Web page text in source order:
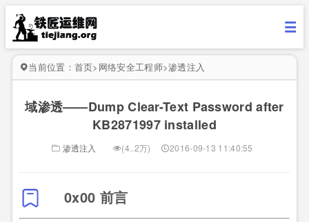
当前位置： 首页> 网络安全工程师>渗透注入
域渗透——Dump Clear-Text Password after
KB2871997 installed
渗透注入 (4..2万) 2016-09-13 11:40:55
0x00 前言